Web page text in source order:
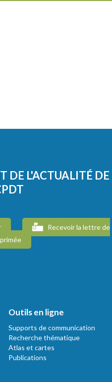
DE L'ACTUALITÉ DE
Recevoir la lettre de
Outils en ligne
Supports de communication
Recherche thématique
Atlas et cartes
Publications